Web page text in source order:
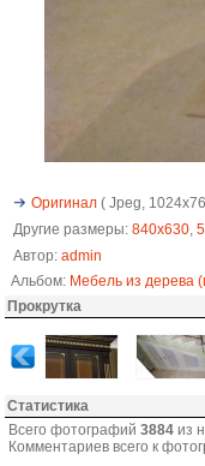
Оригинал ( Jpeg,
Другие размеры: 840x630,
Автор: admin
Альбом: Мебель из дерева
Прокрутка
Статистика
Всего фотографий 3884 из
Комментариев всего к